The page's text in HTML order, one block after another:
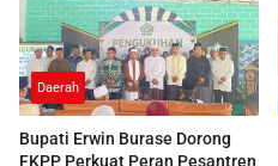
Daerah
Bupati Erwin Burase Dorong
FKPP Perkuat Peran Pesantren